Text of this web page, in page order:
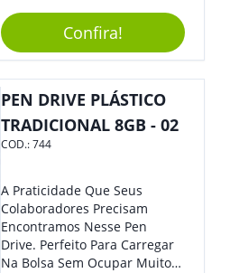
Anotações Com Post-It E
Caneta. Elaborado A Partir De
Material Reciclado, O Brinde
Também É Prático, Tornando-
Se Assim Excelente Para Uso
Cotidiano. Perfeito, Não É?!
Confira!
PEN DRIVE PLÁSTICO
TRADICIONAL 8GB - 02
COD.:744
A Praticidade Que Seus
Colaboradores Precisam
Encontramos Nesse Pen
Drive. Perfeito Para Carregar
Na Bolsa Sem Ocupar Muito